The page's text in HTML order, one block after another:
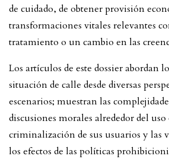
de cuidado, de obtener provisión
transformaciones vitales relevantes
tratamiento o un cambio en las
Los artículos de este dossier abordan
situación de calle desde diversas
escenarios; muestran las
discusiones morales alrededor del uso
criminalización de sus usuarios y las
los efectos de las políticas